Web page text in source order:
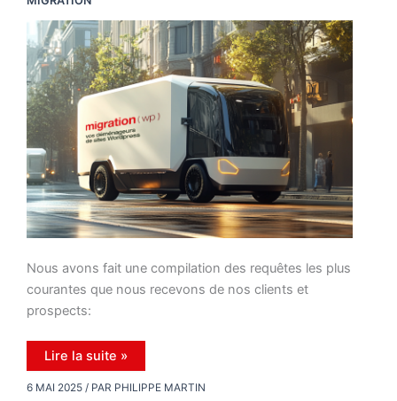
Nous avons fait une compilation des requêtes les plus
courantes que nous recevons de nos clients et
prospects:
Pourquoi
Lire la suite »
6 MAI 2025 / PAR PHILIPPE MARTIN